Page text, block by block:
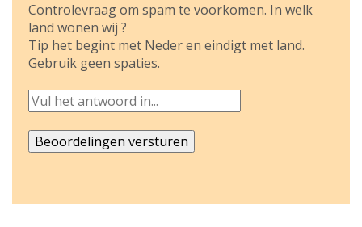
Controlevraag om spam te voorkomen. In welk
land wonen wij ?
Tip het begint met Neder en eindigt met land.
Gebruik geen spaties.